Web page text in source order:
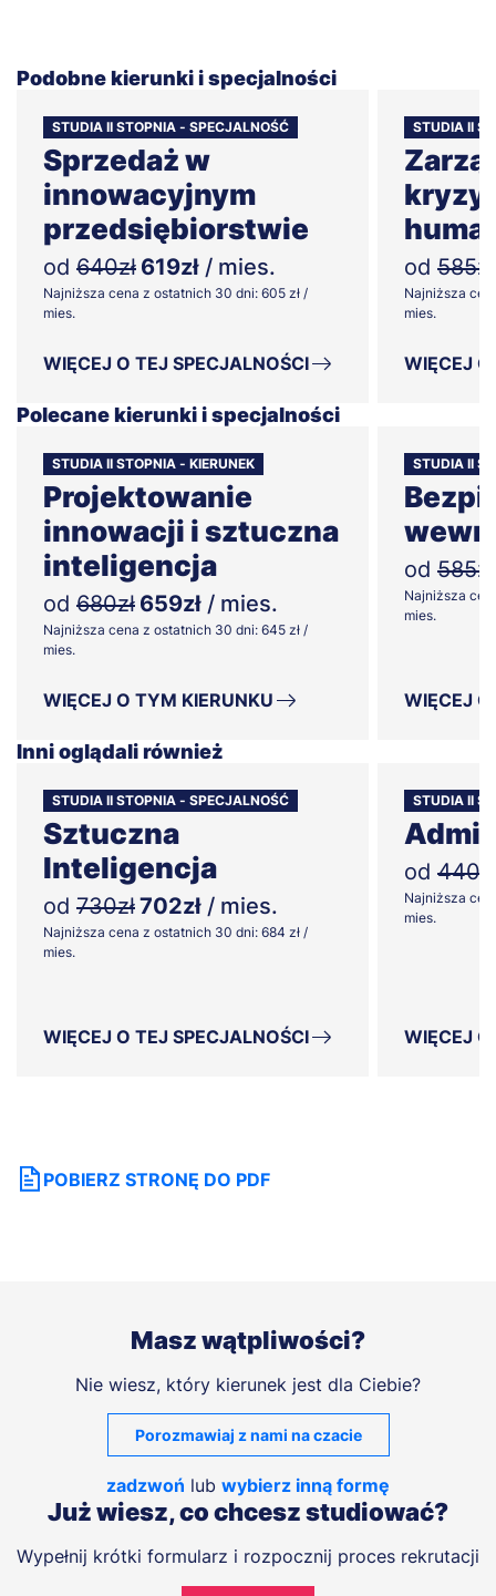
Podobne kierunki i specjalności
STUDIA II STOPNIA - SPECJALNOŚĆ
Sprzedaż w
innowacyjnym
przedsiębiorstwie
od 640zł 619zł / mies.
Najniższa cena z ostatnich 30 dni: 605 zł /
mies.
WIĘCEJ O TEJ SPECJALNOŚCI
STUDIA II
od 585zł
Najniższa
mies.
WIĘCEJ
Polecane kierunki i specjalności
STUDIA II STOPNIA - KIERUNEK
Projektowanie
innowacji i sztuczna
inteligencja
od 680zł 659zł / mies.
Najniższa cena z ostatnich 30 dni: 645 zł /
mies.
WIĘCEJ O TYM KIERUNKU
STUDIA II
od 585zł
Najniższa
mies.
WIĘCEJ
Inni oglądali również
STUDIA II STOPNIA - SPECJALNOŚĆ
Sztuczna
Inteligencja
od 730zł702zł / mies.
Najniższa cena z ostatnich 30 dni: 684 zł /
mies.
WIĘCEJ O TEJ SPECJALNOŚCI
STUDIA II
od
Najniższa
mies.
WIĘCEJ
POBIERZ STRONĘ DO PDF
Masz wątpliwości?
Nie wiesz, który kierunek jest dla Ciebie?
Porozmawiaj z nami na czacie
zadzwoń lub wybierz inną formę
Już wiesz, co chcesz studiować?
Wypełnij krótki formularz i rozpocznij proces rekrutacji